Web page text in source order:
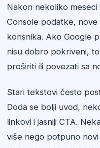
Nakon nekoliko
Console podatke,
korisnika. Ako Google
nisu dobro pokriveni,
proširiti ili povezati sa
Stari tekstovi često
Doda se bolji uvod,
linkovi i jasniji CTA.
više nego potpuno